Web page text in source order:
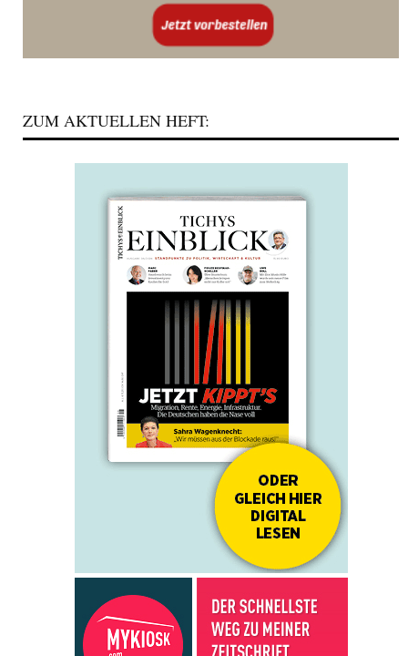
ZUM AKTUELLEN HEFT: